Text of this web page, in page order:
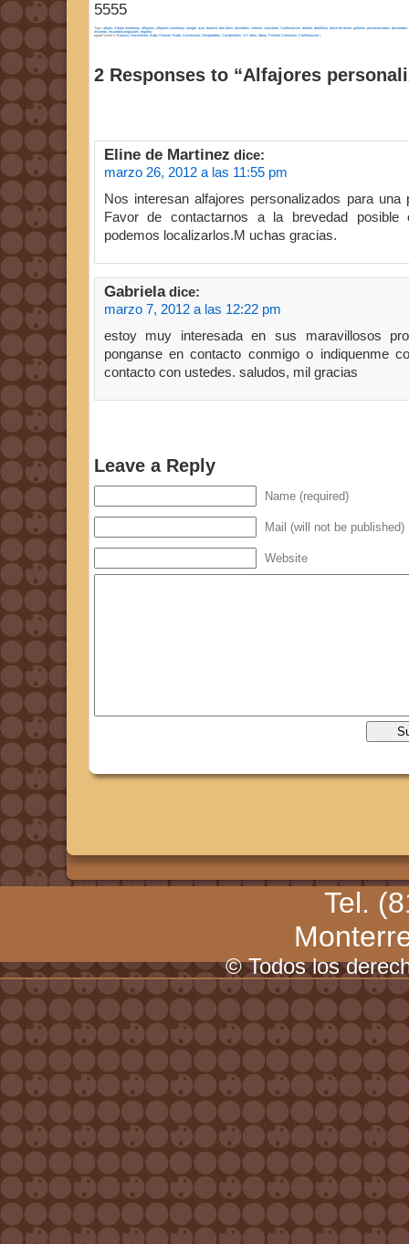
5555
Tags: alfajor, Alfajor monterrey, alfajores, alfajores monterrey, arreglo, azul bautizo, bits bites, bitsnbites, celeste, chocolate, Confirmacion, detalle, detallitos, dulce de leche, galletas. personalizadas. decorados,
recuerdo, recuerdos-originales, regalito
ppppPosted in Bautizo, Nacimiento, Baby Shower, Boda, Aniversario, Despedidas, Cumpleaños, XV años, Ideas, Primera Comunion, Confirmacion|
2 Responses to “Alfajores
Eline de Martinez dice:
marzo 26, 2012 a las 11:55 pm
Nos interesan alfajores personalizados para una
Favor de contactarnos a la brevedad posible
podemos localizarlos.M uchas gracias.
Gabriela dice:
marzo 7, 2012 a las 12:22 pm
estoy muy interesada en sus maravillosos
ponganse en contacto conmigo o indiquenme
contacto con ustedes. saludos, mil gracias
Leave a Reply
Name (required)
Mail (will not be published)
Website
Tel.
© Todos los